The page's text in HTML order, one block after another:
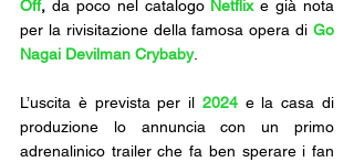
Off, da poco nel catalogo Netflix e già nota
per la rivisitazione della famosa opera di Go
Nagai Devilman Crybaby.
L’uscita è prevista per il 2024 e la casa di
produzione lo annuncia con un primo
adrenalinico trailer che fa ben sperare i fan